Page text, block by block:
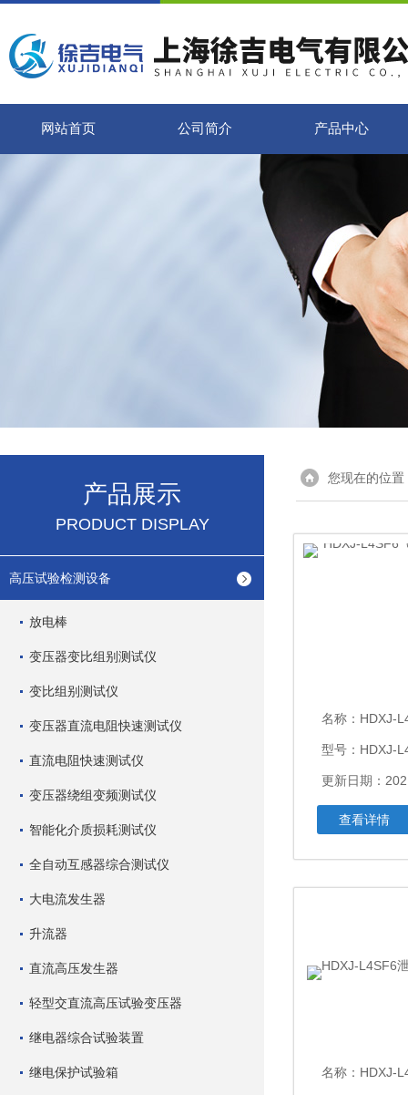
网站首页 公司简介 产品中心
产品展示
PRODUCT DISPLAY
高压试验检测设备
放电棒
变压器变比组别测试仪
变比组别测试仪
变压器直流电阻快速测试仪
直流电阻快速测试仪
变压器绕组变频测试仪
智能化介质损耗测试仪
全自动互感器综合测试仪
大电流发生器
升流器
直流高压发生器
轻型交直流高压试验变压器
继电器综合试验装置
继电保护试验箱
您现在的位置
名称： HDXJ-
型号：HDXJ-
更新日期：
查看详情
名称： HDXJ-